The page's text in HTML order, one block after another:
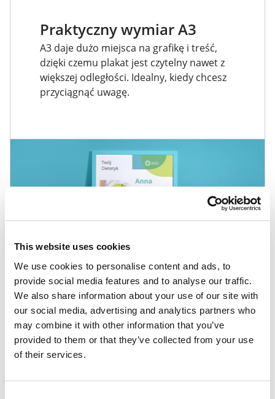
This website uses cookies
We use cookies to personalise content and ads, to
provide social media features and to analyse our traffic.
We also share information about your use of our site with
our social media, advertising and analytics partners who
may combine it with other information that you’ve
provided to them or that they’ve collected from your use
of their services.
Praktyczny wymiar A3
A3 daje dużo miejsca na grafikę i treść,
dzięki czemu plakat jest czytelny nawet z
większej odległości. Idealny, kiedy chcesz
przyciągnąć uwagę.
Inne szablony
Budownictwo i architektura,Geometryczne,